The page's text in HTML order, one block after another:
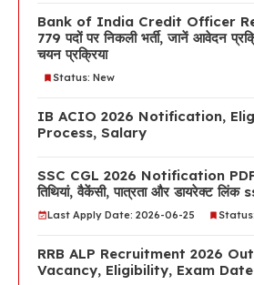
Bank of India Credit Officer
779 पदों पर निकली भर्ती, जानें आवेदन
चयन प्रक्रिया
Status: New
IB ACIO 2026 Notification,
Process, Salary
SSC CGL 2026 Notification
तिथियां, वैकेंसी, पात्रता और डायरेक्ट
Last Apply Date: 2026-06-25
RRB ALP Recruitment 2026
Vacancy, Eligibility, Exam